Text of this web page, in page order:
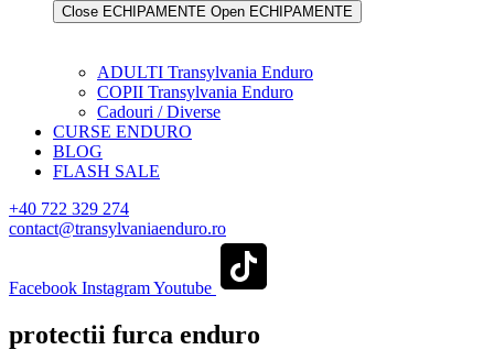
Close ECHIPAMENTE Open ECHIPAMENTE
ADULTI Transylvania Enduro
COPII Transylvania Enduro
Cadouri / Diverse
CURSE ENDURO
BLOG
FLASH SALE
+40 722 329 274
contact@transylvaniaenduro.ro
Facebook InstagramYoutube
protectii furca enduro